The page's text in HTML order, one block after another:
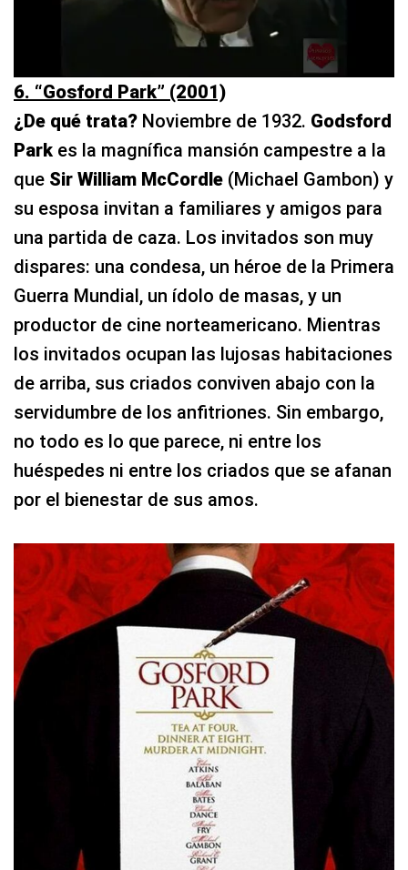
6. “Gosford Park” (2001)
¿De qué trata? Noviembre de 1932. Godsford
Park es la magnífica mansión campestre a la
que Sir William McCordle (Michael Gambon) y
su esposa invitan a familiares y amigos para
una partida de caza. Los invitados son muy
dispares: una condesa, un héroe de la Primera
Guerra Mundial, un ídolo de masas, y un
productor de cine norteamericano. Mientras
los invitados ocupan las lujosas habitaciones
de arriba, sus criados conviven abajo con la
servidumbre de los anfitriones. Sin embargo,
no todo es lo que parece, ni entre los
huéspedes ni entre los criados que se afanan
por el bienestar de sus amos.